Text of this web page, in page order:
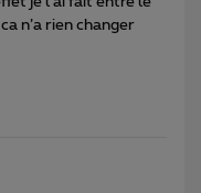
n’a rien changer